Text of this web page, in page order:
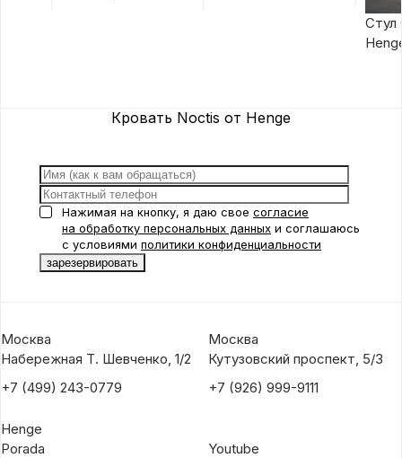
Стул
Кровать Noctis от Henge
Нажимая на кнопку, я даю свое согласие
на обработку персональных данных и соглашаюсь
с условиями политики конфиденциальности
Москва
Набережная Т. Шевченко, 1/2
+7 (499) 243-0779
Москва
Кутузовский проспект, 5/3
+7 (926) 999-9111
Henge
Porada
Youtube